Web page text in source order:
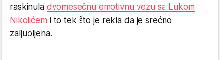
raskinula dvomesečnu emotivnu vezu sa Lukom
Nikolićem i to tek što je rekla da je srećno
zaljubljena.